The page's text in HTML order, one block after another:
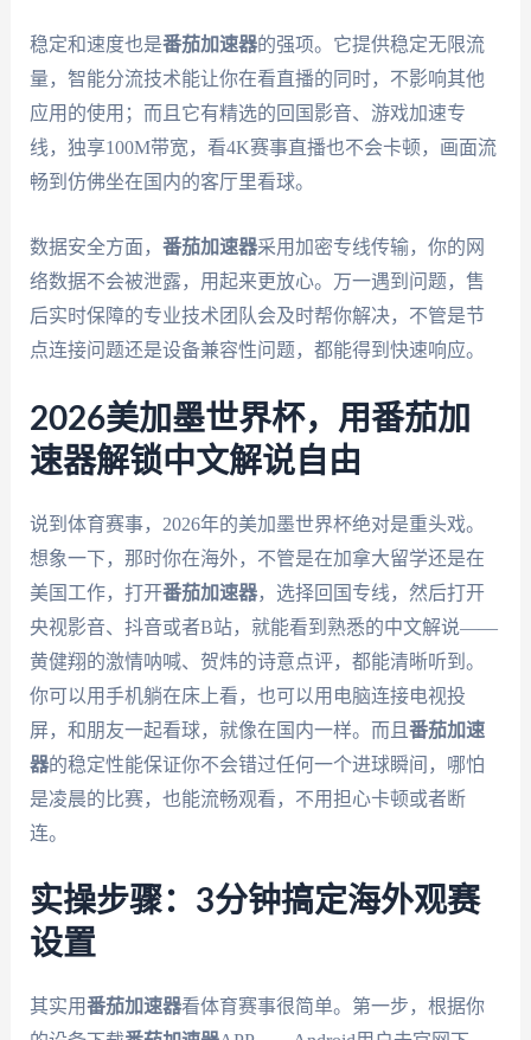
稳定和速度也是番茄加速器的强项。它提供稳定无限流
量，智能分流技术能让你在看直播的同时，不影响其他
应用的使用；而且它有精选的回国影音、游戏加速专
线，独享100M带宽，看4K赛事直播也不会卡顿，画面流
畅到仿佛坐在国内的客厅里看球。
数据安全方面， 番茄加速器采用加密专线传输，你的网
络数据不会被泄露，用起来更放心。万一遇到问题，售
后实时保障的专业技术团队会及时帮你解决，不管是节
点连接问题还是设备兼容性问题，都能得到快速响应。
2026美加墨世界杯，用番茄加
速器解锁中文解说自由
说到体育赛事，2026年的美加墨世界杯绝对是重头戏。
想象一下，那时你在海外，不管是在加拿大留学还是在
美国工作，打开番茄加速器，选择回国专线，然后打开
央视影音、抖音或者B站，就能看到熟悉的中文解说——
黄健翔的激情呐喊、贺炜的诗意点评，都能清晰听到。
你可以用手机躺在床上看，也可以用电脑连接电视投
屏，和朋友一起看球，就像在国内一样。而且 番茄加速
器的稳定性能保证你不会错过任何一个进球瞬间，哪怕
是凌晨的比赛，也能流畅观看，不用担心卡顿或者断
连。
实操步骤：3分钟搞定海外观赛
设置
其实用番茄加速器看体育赛事很简单。第一步，根据你